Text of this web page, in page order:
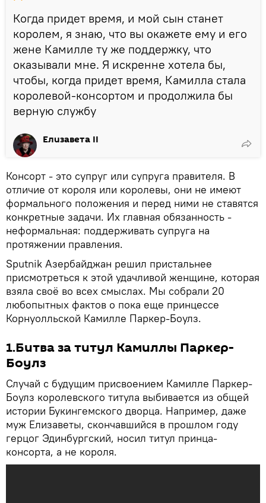
Когда придет время, и мой сын станет
королем, я знаю, что вы окажете ему и его
жене Камилле ту же поддержку, что
оказывали мне. Я искренне хотела бы,
чтобы, когда придет время, Камилла стала
королевой-консортом и продолжила бы
верную службу
Елизавета II
Консорт - это супруг или супруга правителя. В
отличие от короля или королевы, они не имеют
формального положения и перед ними не ставятся
конкретные задачи. Их главная обязанность -
неформальная: поддерживать супруга на
протяжении правления.
Sputnik Азербайджан решил пристальнее
присмотреться к этой удачливой женщине, которая
взяла своё во всех смыслах. Мы собрали 20
любопытных фактов о пока еще принцессе
Корнуолльской Камилле Паркер-Боулз.
1.Битва за титул Камиллы Паркер-
Боулз
Случай с будущим присвоением Камилле Паркер-
Боулз королевского титула выбивается из общей
истории Букингемского дворца. Например, даже
муж Елизаветы, скончавшийся в прошлом году
герцог Эдинбургский, носил титул принца-
консорта, а не короля.